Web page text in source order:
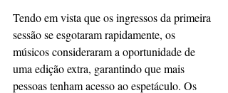
Tendo em vista que os ingressos da primeira
sessão se esgotaram rapidamente, os
músicos consideraram a oportunidade de
uma edição extra, garantindo que mais
pessoas tenham acesso ao espetáculo. Os